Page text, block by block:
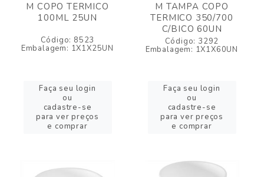
M COPO TERMICO
100ML 25UN
Código: 8523
Embalagem: 1X1X25UN
Faça seu login
ou
cadastre-se
para ver preços
e comprar
M TAMPA COPO
TERMICO 350/700
C/BICO 60UN
Código: 3292
Embalagem: 1X1X60UN
Faça seu login
ou
cadastre-se
para ver preços
e comprar